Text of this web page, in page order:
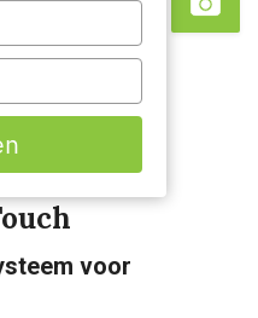
Search
Touch
voor